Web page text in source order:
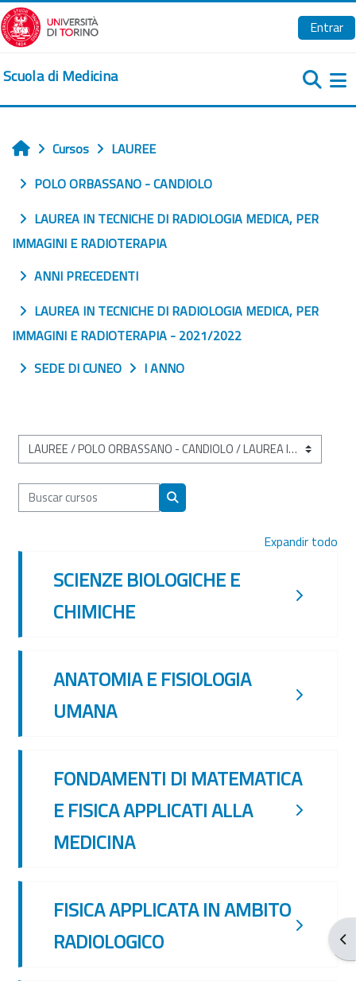
Salta al contenido principal
Entrar
Scuola di Medicina
Inicio
Cursos
LAUREE
POLO ORBASSANO - CANDIOLO
LAUREA IN TECNICHE DI RADIOLOGIA MEDICA, PER
IMMAGINI E RADIOTERAPIA
ANNI PRECEDENTI
LAUREA IN TECNICHE DI RADIOLOGIA MEDICA, PER
IMMAGINI E RADIOTERAPIA - 2021/2022
SEDE DI CUNEO
I ANNO
Categorías
Buscar cursos
Buscar cursos
Expandir todo
SCIENZE BIOLOGICHE E
CHIMICHE
ANATOMIA E FISIOLOGIA
UMANA
FONDAMENTI DI MATEMATICA
E FISICA APPLICATI ALLA
MEDICINA
FISICA APPLICATA IN AMBITO
RADIOLOGICO